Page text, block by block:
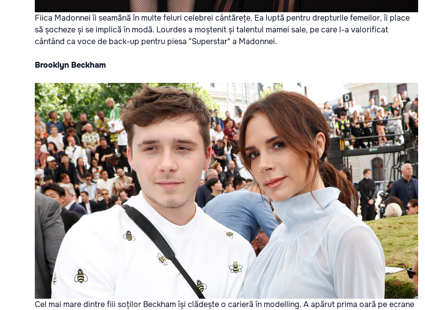
Fiica Madonnei îi seamănă în multe feluri celebrei cântărețe. Ea luptă pentru drepturile femeilor, îi place
să șocheze și se implică în modă. Lourdes a moștenit și talentul mamei sale, pe care l-a valorificat
cântând ca voce de back-up pentru piesa "Superstar" a Madonnei.
Brooklyn Beckham
Cel mai mare dintre fiii soților Beckham își clădește o carieră în modelling. A apărut prima oară pe ecrane